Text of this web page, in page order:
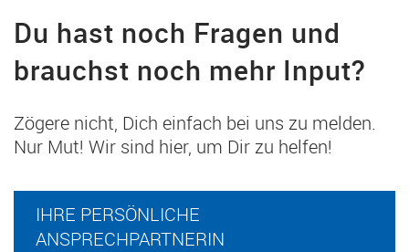
Du hast noch Fragen und
brauchst noch mehr Input?
Zögere nicht, Dich einfach bei uns zu melden.
Nur Mut! Wir sind hier, um Dir zu helfen!
IHRE PERSÖNLICHE
ANSPRECHPARTNERIN